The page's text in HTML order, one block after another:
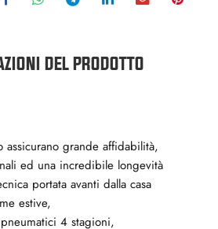
DEL PRODOTTO
assicurano grande affidabilità,
ed una incredibile longevità
portata avanti dalla casa
estive,
4 stagioni,